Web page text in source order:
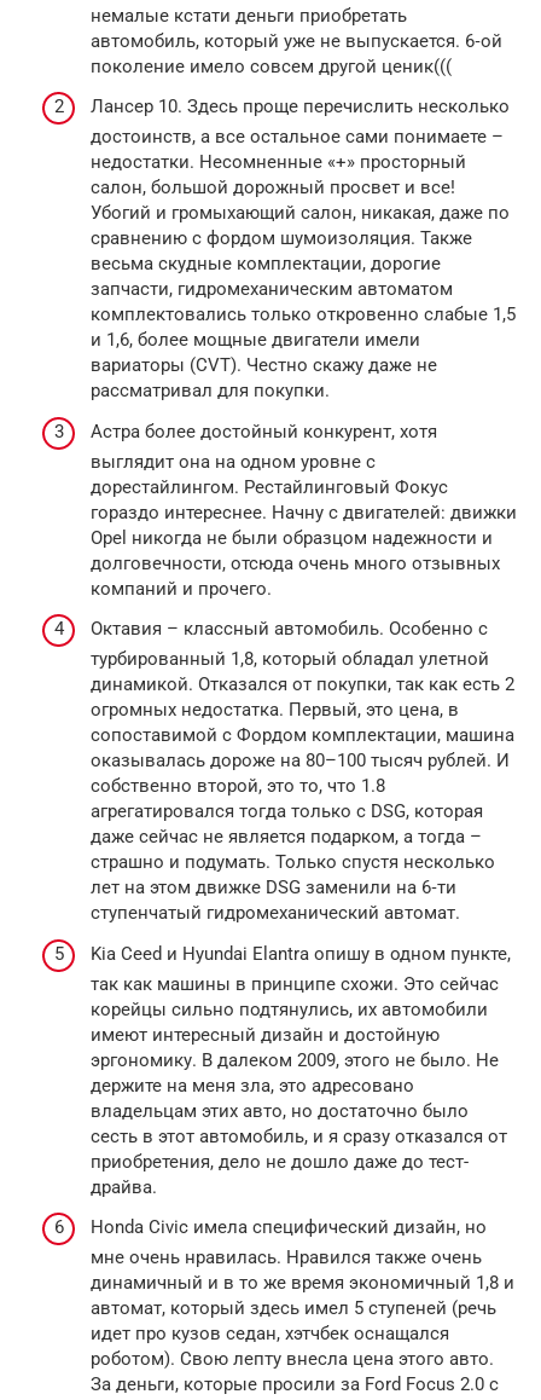
немалые кстати деньги приобретать
автомобиль, который уже не выпускается. 6‑ой
поколение имело совсем другой ценик(((
Лансер 10. Здесь проще перечислить несколько
достоинств, а все остальное сами понимаете –
недостатки. Несомненные «+» просторный
салон, большой дорожный просвет и все!
Убогий и громыхающий салон, никакая, даже по
сравнению с фордом шумоизоляция. Также
весьма скудные комплектации, дорогие
запчасти, гидромеханическим автоматом
комплектовались только откровенно слабые 1,5
и 1,6, более мощные двигатели имели
вариаторы (CVT). Честно скажу даже не
рассматривал для покупки.
Астра более достойный конкурент, хотя
выглядит она на одном уровне с
дорестайлингом. Рестайлинговый Фокус
гораздо интереснее. Начну с двигателей: движки
Opel никогда не были образцом надежности и
долговечности, отсюда очень много отзывных
компаний и прочего.
Октавия – классный автомобиль. Особенно с
турбированный 1,8, который обладал улетной
динамикой. Отказался от покупки, так как есть 2
огромных недостатка. Первый, это цена, в
сопоставимой с Фордом комплектации, машина
оказывалась дороже на 80–100 тысяч рублей. И
собственно второй, это то, что 1.8
агрегатировался тогда только с DSG, которая
даже сейчас не является подарком, а тогда –
страшно и подумать. Только спустя несколько
лет на этом движке DSG заменили на 6‑ти
ступенчатый гидромеханический автомат.
Kia Ceed и Hyundai Elantra опишу в одном пункте,
так как машины в принципе схожи. Это сейчас
корейцы сильно подтянулись, их автомобили
имеют интересный дизайн и достойную
эргономику. В далеком 2009, этого не было. Не
держите на меня зла, это адресовано
владельцам этих авто, но достаточно было
сесть в этот автомобиль, и я сразу отказался от
приобретения, дело не дошло даже до тест-
драйва.
Hon­da Civic имела специфический дизайн, но
мне очень нравилась. Нравился также очень
динамичный и в то же время экономичный 1,8 и
автомат, который здесь имел 5 ступеней (речь
идет про кузов седан, хэтчбек оснащался
роботом). Свою лепту внесла цена этого авто.
За деньги, которые просили за Ford Focus 2.0 с